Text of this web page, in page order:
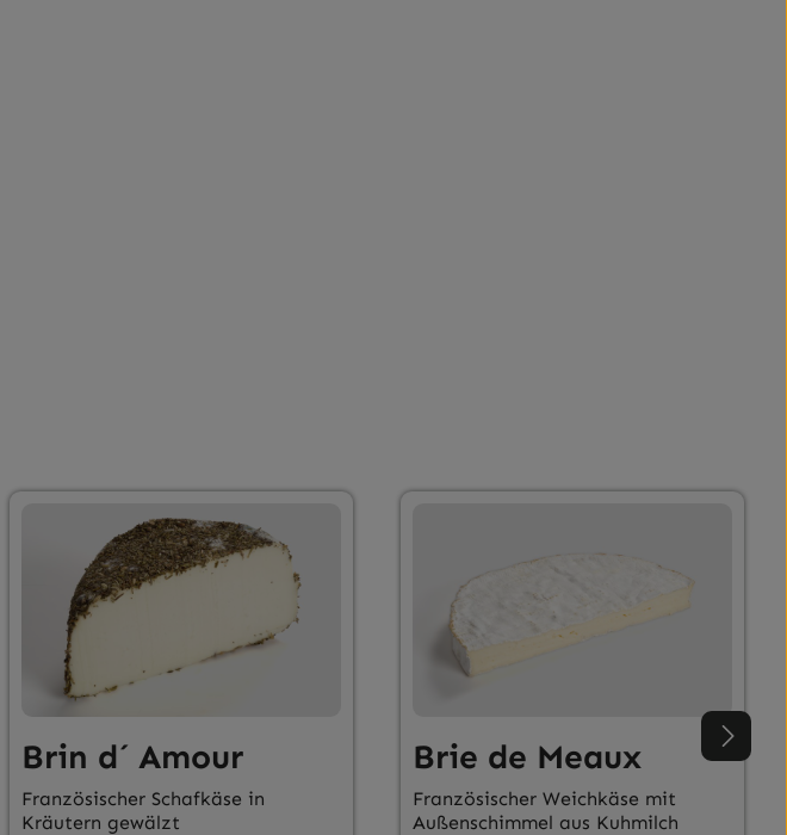
Brin d´ Amour
Französischer Schafkäse in
Kräutern gewälzt
Brie de Meaux
Französischer Weichkäse mit
Außenschimmel aus Kuhmilch